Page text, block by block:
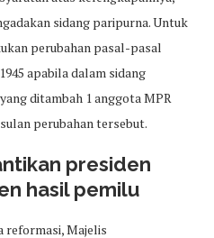
sidang paripurna. Untuk
perubahan pasal-pasal
apabila dalam sidang
ditambah 1 anggota MPR
perubahan tersebut.
presiden
hasil pemilu
reformasi, Majelis